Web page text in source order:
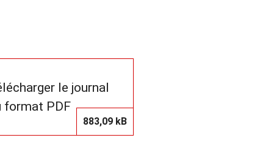
le journal
format PDF
883,09 kB